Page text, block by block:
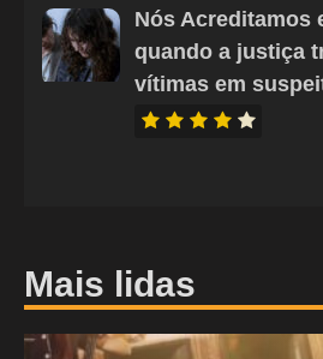
Nós Acreditamos
quando a justiça
vítimas em
Mais lidas